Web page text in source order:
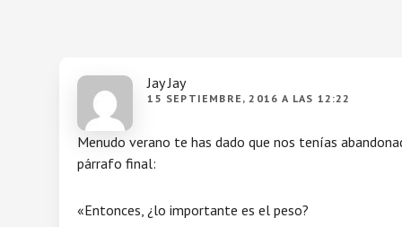
lectores
Jay Jay
15 SEPTIEMBRE, 2016 A LAS 12:22
Menudo verano te has dado que nos tenías
párrafo final:
«Entonces, ¿lo importante es el peso?